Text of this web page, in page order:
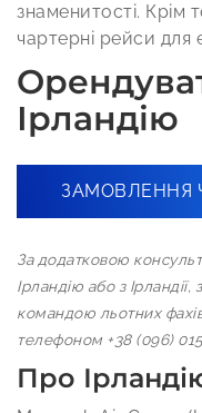
знаменитості. Крім
чартерні рейси для
Ірландію
ЗАМОВЛЕННЯ
За додатковою
Ірландію або з
командою льотних
телефоном +38 (096)
Про